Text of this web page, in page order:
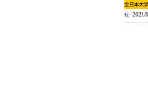
せ 2021/